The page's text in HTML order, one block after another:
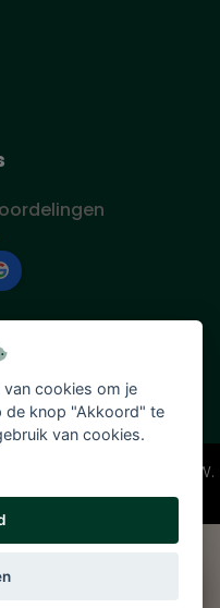
en incl. 21% BTW.
B.V.
verklaring
cookies om je
de knop "Akkoord" te
van cookies.